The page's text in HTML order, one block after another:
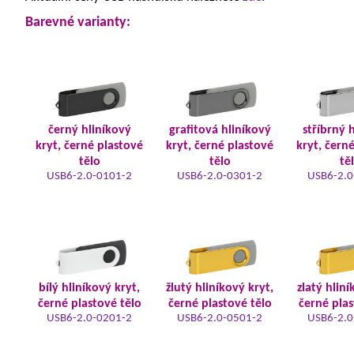
Barevné varianty:
černý hliníkový
kryt, černé plastové
tělo
USB6-2.0-0101-2
grafitová hliníkový
kryt, černé plastové
tělo
USB6-2.0-0301-2
stříbrný
kryt,
USB6-
bílý hliníkový kryt,
černé plastové tělo
USB6-2.0-0201-2
žlutý hliníkový kryt,
černé plastové tělo
USB6-2.0-0501-2
zlatý
černé
USB6-